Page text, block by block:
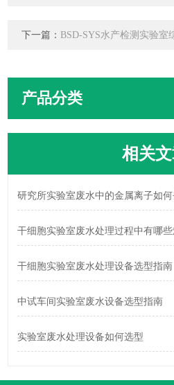
下一篇： BSD-SYS水产检测实验室
产品分类
相关
研究所实验室废水中的金属离子如何
干细胞实验室废水处理过程中有哪些
干细胞实验室废水处理设备选型指南
中试车间实验室废水设备选型指南
实验室废水处理设备如何选型